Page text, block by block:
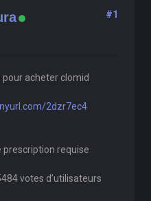
#1
pour acheter clomid
2dzr7ec4
prescription requise
votes d’utilisateurs